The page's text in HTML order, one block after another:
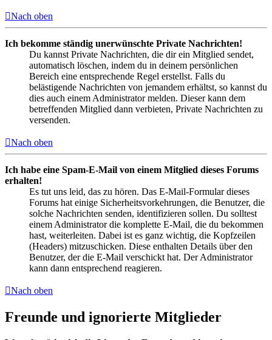
Nach oben
Ich bekomme ständig unerwünschte Private Nachrichten!
Du kannst Private Nachrichten, die dir ein Mitglied sendet,
automatisch löschen, indem du in deinem persönlichen
Bereich eine entsprechende Regel erstellst. Falls du
belästigende Nachrichten von jemandem erhältst, so kannst du
dies auch einem Administrator melden. Dieser kann dem
betreffenden Mitglied dann verbieten, Private Nachrichten zu
versenden.
Nach oben
Ich habe eine Spam-E-Mail von einem Mitglied dieses Forums
erhalten!
Es tut uns leid, das zu hören. Das E-Mail-Formular dieses
Forums hat einige Sicherheitsvorkehrungen, die Benutzer, die
solche Nachrichten senden, identifizieren sollen. Du solltest
einem Administrator die komplette E-Mail, die du bekommen
hast, weiterleiten. Dabei ist es ganz wichtig, die Kopfzeilen
(Headers) mitzuschicken. Diese enthalten Details über den
Benutzer, der die E-Mail verschickt hat. Der Administrator
kann dann entsprechend reagieren.
Nach oben
Freunde und ignorierte Mitglieder